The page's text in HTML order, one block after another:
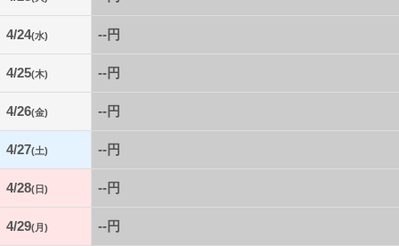
4/24(水) --円
4/25(木) --円
4/26(金) --円
4/27(土) --円
4/28(日) --円
4/29(月) --円